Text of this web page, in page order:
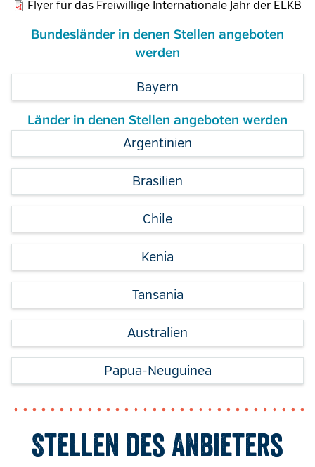
Flyer für das Freiwillige Internationale Jahr der ELKB
Bundesländer in denen Stellen angeboten
werden
Bayern
Länder in denen Stellen angeboten werden
Argentinien
Brasilien
Chile
Kenia
Tansania
Australien
Papua-Neuguinea
Stellen des Anbieters